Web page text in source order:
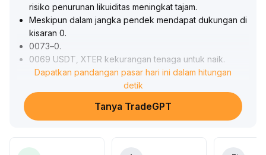
risiko penurunan likuiditas meningkat tajam.
Meskipun dalam jangka pendek mendapat dukungan di
kisaran 0.
0073–0.
0069 USDT, XTER kekurangan tenaga untuk naik.
Rebound dibatasi oleh resistance di 0.
Jalur perdagangan yang makin sempit dan arus dana
keluar berturut-turut menyulitkan harga tetap tinggi
0070 USDT
Dapatkan pandangan pasar hari ini dalam hitungan
detik
Tanya TradeGPT